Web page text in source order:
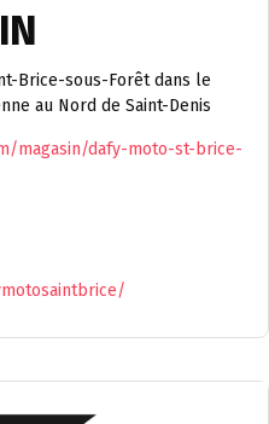
Brice-sous-Forêt dans le
au Nord de Saint-Denis
magasin/dafy-moto-st-brice-